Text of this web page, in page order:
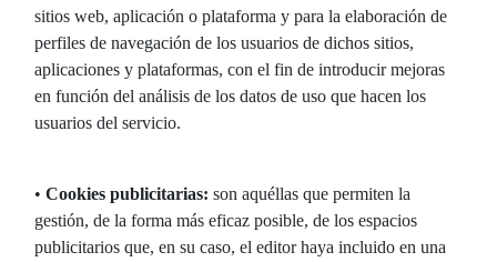
sitios web, aplicación o plataforma y para la elaboración de
perfiles de navegación de los usuarios de dichos sitios,
aplicaciones y plataformas, con el fin de introducir mejoras
en función del análisis de los datos de uso que hacen los
usuarios del servicio.
• Cookies publicitarias: son aquéllas que permiten la
gestión, de la forma más eficaz posible, de los espacios
publicitarios que, en su caso, el editor haya incluido en una